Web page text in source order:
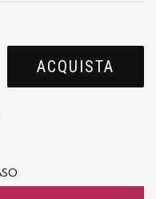
ACQUISTA